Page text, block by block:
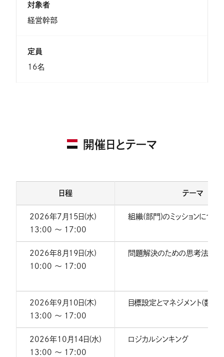
対象者
経営幹部
定員
16名
開催日とテーマ
日程 テーマ
2026年7月15日(水)
13:00 〜 17:00
組織(部門)のミッションについ
2026年8月19日(水)
10:00 〜 17:00
問題解決のための思考法
2026年9月10日(木)
13:00 〜 17:00
目標設定とマネジメント(数字
2026年10月14日(水)
13:00 〜 17:00
ロジカルシンキング